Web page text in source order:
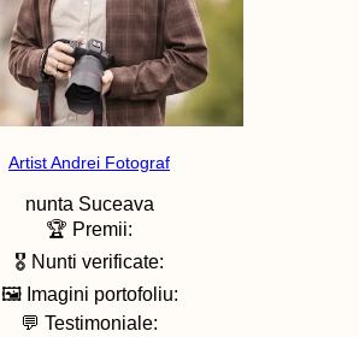
Artist Andrei Fotograf
nunta Suceava
🏆 Premii:
🎖️ Nunti verificate:
🖼️ Imagini portofoliu:
💬 Testimoniale: